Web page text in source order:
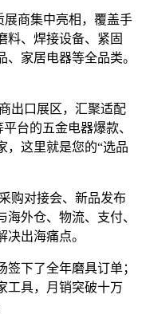
展商集中亮相，覆盖手
料、焊接设备、紧固
家居电器等全品类。
出口展区，汇聚适配
台的五金电器爆款、
，这里就是您的“选品
购对接会、新品发布
外仓、物流、支付、
出海痛点。
签下了全年磨具订单；
工具，月销突破十万